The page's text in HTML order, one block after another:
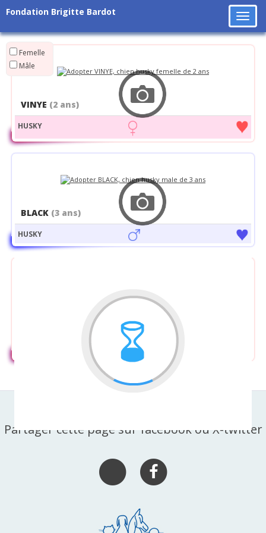
Fondation Brigitte Bardot
Femelle
Mâle
VINYE (2 ans)
HUSKY
BLACK (3 ans)
HUSKY
Partager cette page sur facebook ou X-twitter